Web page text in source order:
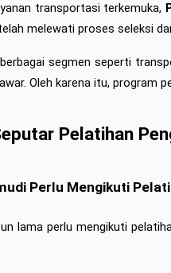
transportasi terkemuka,
melewati proses seleksi
segmen seperti
Oleh karena itu, program
Pelatihan
Perlu Mengikuti
lama perlu mengikuti